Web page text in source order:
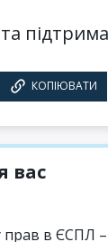
та
КОПІЮВАТИ
вас
прав в ЄСПЛ